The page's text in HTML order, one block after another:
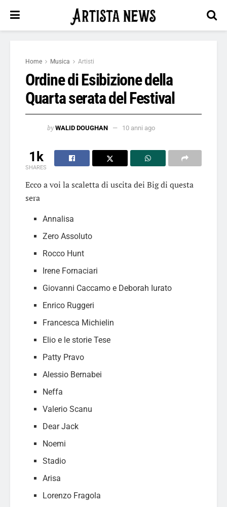
Home Musica Artisti
Ordine di Esibizione della
Quarta serata del Festival
by WALID DOUGHAN 10 anni ago
1k
SHARES
Ecco a voi la scaletta di uscita dei Big di questa
sera
Annalisa
Zero Assoluto
Rocco Hunt
Irene Fornaciari
Giovanni Caccamo e Deborah Iurato
Enrico Ruggeri
Francesca Michielin
Elio e le storie Tese
Patty Pravo
Alessio Bernabei
Neffa
Valerio Scanu
Dear Jack
Noemi
Stadio
Arisa
Lorenzo Fragola